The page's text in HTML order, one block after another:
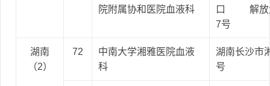
院附属协和医院血液科
口 解放
7号
湖南
（2）
72
中南大学湘雅医院血液
科
湖南长沙市
号